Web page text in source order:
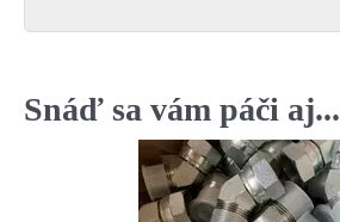
Snáď sa vám páči aj...